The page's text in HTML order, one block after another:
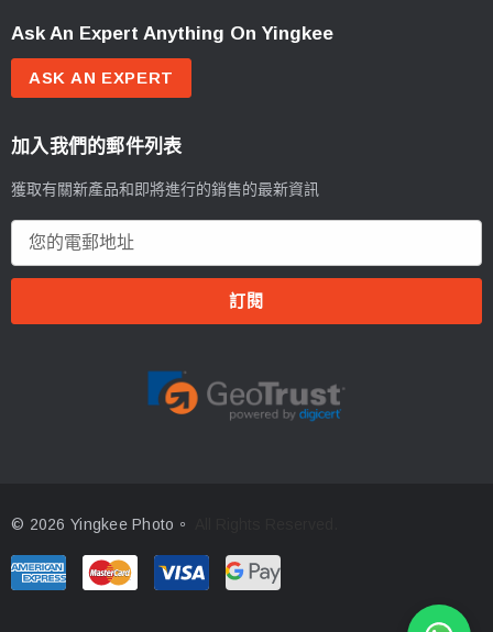
Ask An Expert Anything On Yingkee
ASK AN EXPERT
加入我們的郵件列表
獲取有關新產品和即將進行的銷售的最新資訊
郵
© 2026 Yingkee Photo。